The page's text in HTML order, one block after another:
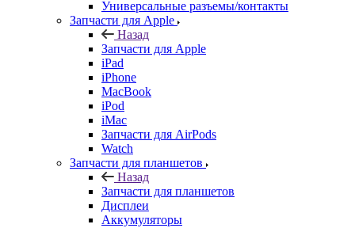
Универсальные разъемы/контакты
Запчасти для Apple
Назад
Запчасти для Apple
iPad
iPhone
MacBook
iPod
iMac
Запчасти для AirPods
Watch
Запчасти для планшетов
Назад
Запчасти для планшетов
Дисплеи
Аккумуляторы